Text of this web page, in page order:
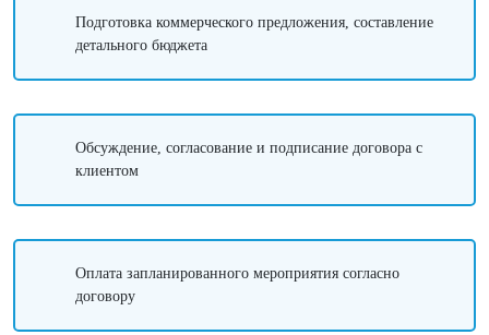
Подготовка коммерческого предложения, составление
детального бюджета
Обсуждение, согласование и подписание договора с
клиентом
Оплата запланированного мероприятия согласно
договору